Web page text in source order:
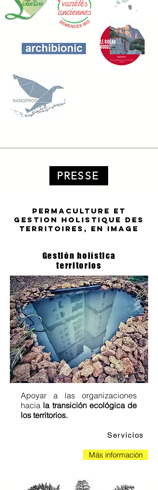
PRESSE
PERMACULTURE ET
GESTION HOLISTIQUE DES
TERRITOIRES, EN IMAGE
Gestión holística
territorios
Apoyar a las organizaciones
hacia la transición ecológica de
los territorios.
Servicios
Más información